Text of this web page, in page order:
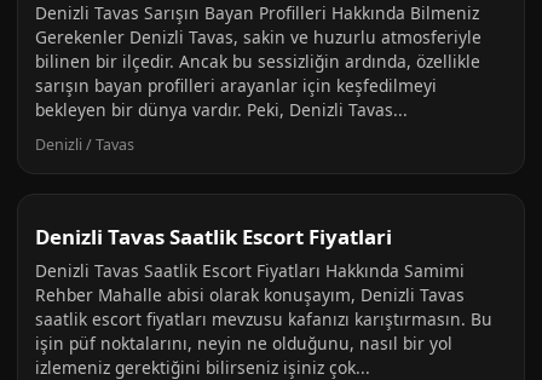
Denizli Tavas Sarışın Bayan Profilleri Hakkında Bilmeniz
Gerekenler Denizli Tavas, sakin ve huzurlu atmosferiyle
bilinen bir ilçedir. Ancak bu sessizliğin ardında, özellikle
sarışın bayan profilleri arayanlar için keşfedilmeyi
bekleyen bir dünya vardır. Peki, Denizli Tavas...
Denizli / Tavas
Denizli Tavas Saatlik Escort Fiyatlari
Denizli Tavas Saatlik Escort Fiyatları Hakkında Samimi
Rehber Mahalle abisi olarak konuşayım, Denizli Tavas
saatlik escort fiyatları mevzusu kafanızı karıştırmasın. Bu
işin püf noktalarını, neyin ne olduğunu, nasıl bir yol
izlemeniz gerektiğini bilirseniz işiniz çok...